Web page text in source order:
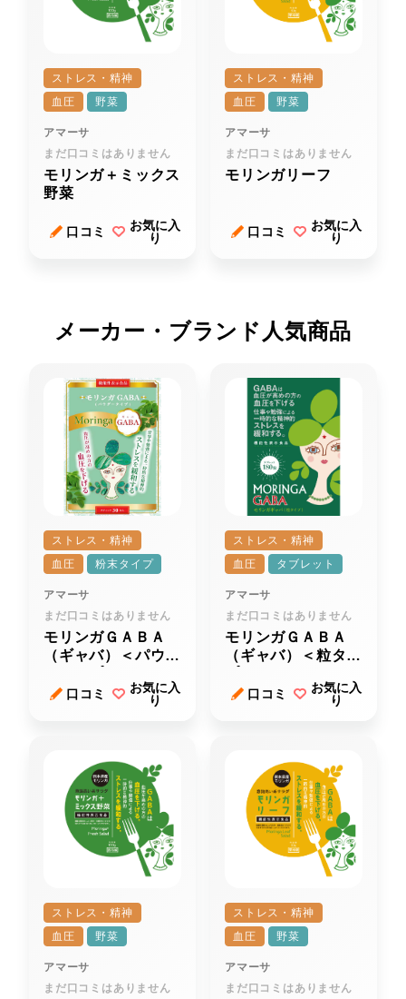
ストレス・精神
血圧
野菜
アマーサ
まだ口コミはありません
モリンガ＋ミックス
野菜
口コミ
お気に入
り
ストレス・精神
血圧
野菜
アマーサ
まだ口コミはありません
モリンガリーフ
口コミ
お気に入
り
メーカー・ブランド人気商品
ストレス・精神
血圧
粉末タイプ
アマーサ
まだ口コミはありません
モリンガＧＡＢＡ
（ギャバ）＜パウダ
口コミ
お気に入
り
ストレス・精神
血圧
タブレット
アマーサ
まだ口コミはありません
モリンガＧＡＢＡ
（ギャバ）＜粒タイ
口コミ
お気に入
り
ストレス・精神
血圧
野菜
アマーサ
まだ口コミはありません
ストレス・精神
血圧
野菜
アマーサ
まだ口コミはありません